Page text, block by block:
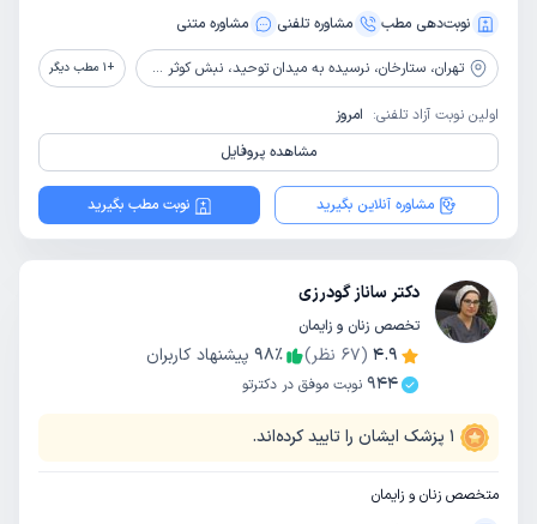
نوبت‌دهی مطب
مشاوره‌ تلفنی مشاوره‌ متنی
تهران، ستارخان، نرسیده به میدان توحید، نبش کوثر سوم، پلاک 6، ساختمان پزشکان یاس، طبقه 4 +
1 مطب دیگر
اولین نوبت آزاد تلفنی: امروز
مشاهده پروفایل
مشاوره آنلاین بگیرید نوبت مطب بگیرید
دکتر ساناز گودرزی
تخصص زنان و زایمان
4.9
(
67 نظر) 98٪
پیشنهاد کاربران
944 نوبت موفق در دکترتو
1 پزشک ایشان را تایید کرده‌اند.
متخصص زنان و زایمان